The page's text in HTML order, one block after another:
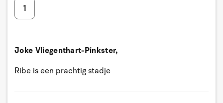
1
Joke Vliegenthart-Pinkster,
Ribe is een prachtig stadje